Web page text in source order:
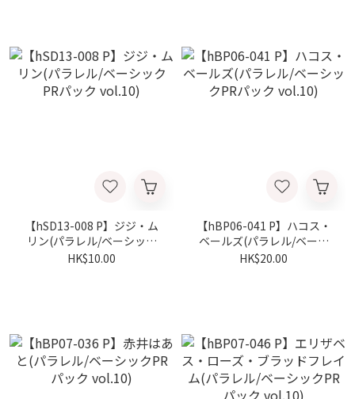
【hSD13-008 P】ジジ・ム
リン(パラレル/ベーシック
PRパック vol.10)
HK$10.00
【hBP06-041 P】ハコス・
ベールズ(パラレル/ベーシ
ックPRパック vol.10)
HK$20.00